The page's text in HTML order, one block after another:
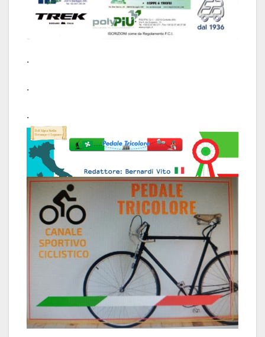
.
.
.